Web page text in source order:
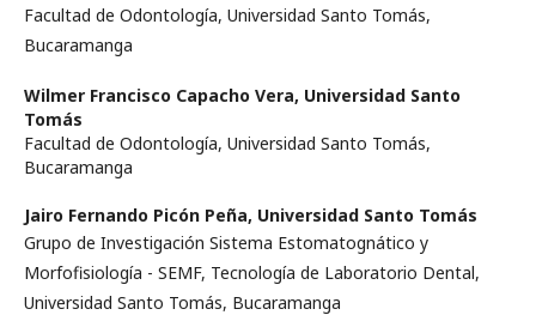
Facultad de Odontología, Universidad Santo Tomás,
Bucaramanga
Wilmer Francisco Capacho Vera, Universidad Santo
Tomás
Facultad de Odontología, Universidad Santo Tomás,
Bucaramanga
Jairo Fernando Picón Peña, Universidad Santo Tomás
Grupo de Investigación Sistema Estomatognático y
Morfofisiología - SEMF, Tecnología de Laboratorio Dental,
Universidad Santo Tomás, Bucaramanga